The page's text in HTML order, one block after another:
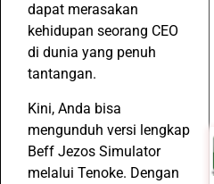
dapat merasakan
kehidupan seorang CEO
di dunia yang penuh
tantangan.
Kini, Anda bisa
mengunduh versi lengkap
Beff Jezos Simulator
melalui Tenoke. Dengan